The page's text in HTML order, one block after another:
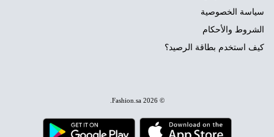
سياسة الخصوصية
الشروط والأحكام
كيف استخدم بطاقة الرصيد؟
© 2026
Fashion.sa